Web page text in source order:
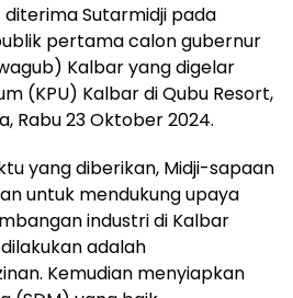
Sutarmidji pada
pertama calon gubernur
Kalbar yang digelar
(KPU) Kalbar di Qubu Resort,
Rabu 23 Oktober 2024.
yang diberikan, Midji-sapaan
untuk mendukung upaya
industri di Kalbar
adalah
Kemudian menyiapkan